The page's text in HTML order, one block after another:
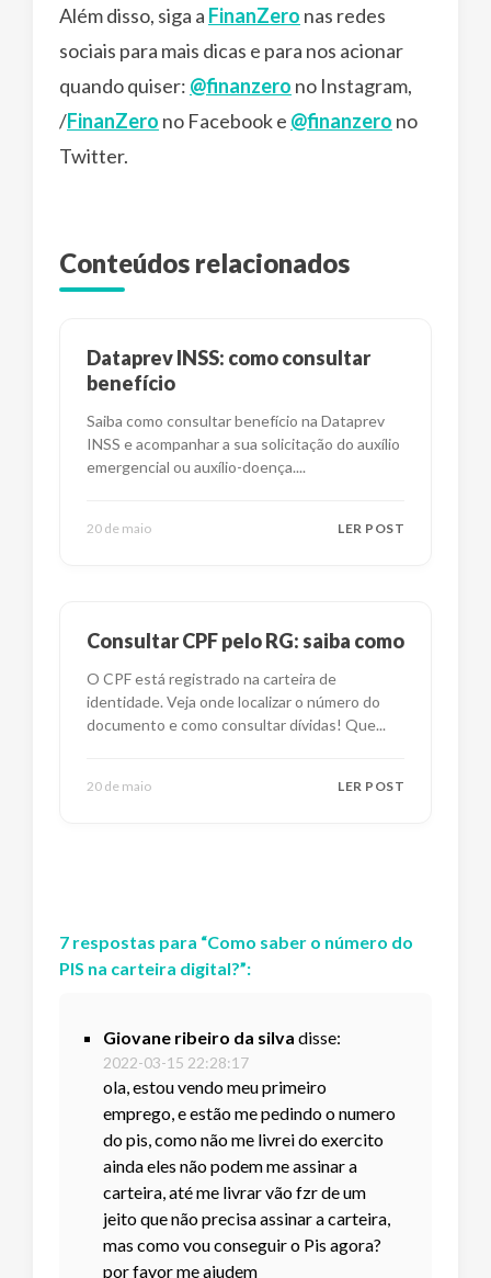
Além disso, siga a FinanZero nas redes
sociais para mais dicas e para nos acionar
quando quiser: @finanzero no Instagram,
/FinanZero no Facebook e @finanzero no
Twitter.
Conteúdos relacionados
Dataprev INSS: como consultar
benefício
Saiba como consultar benefício na Dataprev
INSS e acompanhar a sua solicitação do auxílio
emergencial ou auxílio-doença....
20 de maio LER POST
Consultar CPF pelo RG: saiba como
O CPF está registrado na carteira de
identidade. Veja onde localizar o número do
documento e como consultar dívidas! Que...
20 de maio LER POST
7 respostas para “Como saber o número do
PIS na carteira digital?”:
Giovane ribeiro da silva disse:
2022-03-15 22:28:17
ola, estou vendo meu primeiro
emprego, e estão me pedindo o numero
do pis, como não me livrei do exercito
ainda eles não podem me assinar a
carteira, até me livrar vão fzr de um
jeito que não precisa assinar a carteira,
mas como vou conseguir o Pis agora?
por favor me ajudem